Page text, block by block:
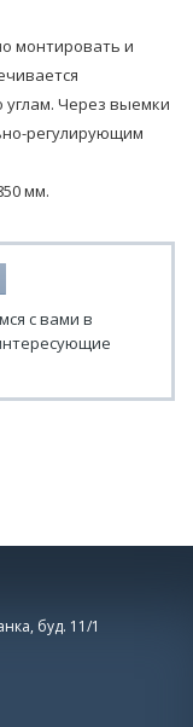
монтировать и
Через выемки
регулирующим
мм.
с вами в
буд. 11/1